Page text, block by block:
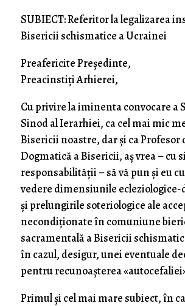
SUBIECT: Referitor la legalizarea
Bisericii schismatice a Ucrainei
Preafericite Președinte,
Preacinstiți Arhierei,
Cu privire la iminenta convocare a
Sinod al Ierarhiei, ca cel mai mic
Bisericii noastre, dar și ca Profesor
Dogmatică a Bisericii, aș vrea – cu
responsabilității – să vă pun și eu
vedere dimensiunile
și prelungirile soteriologice ale
necondiționate în comuniune
sacramentală a Bisericii
în cazul, desigur, unei eventuale
pentru recunoașterea
Primul și cel mai mare subiect, în